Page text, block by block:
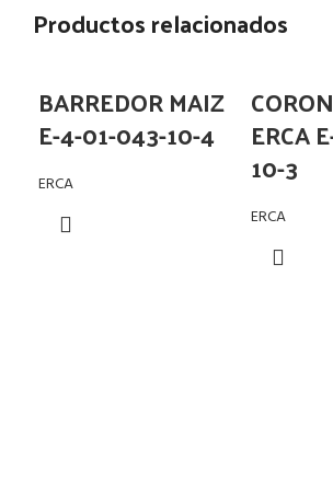
Productos relacionados
BARREDOR MAIZ
E-4-01-043-10-4
ERCA
ERCA
10-3
ERCA